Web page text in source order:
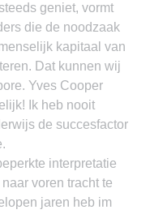
geniet, vormt
die de noodzaak
kapitaal van
Dat kunnen wij
Yves Cooper
Ik heb nooit
de succesfactor
interpretatie
voren tracht te
jaren heb im